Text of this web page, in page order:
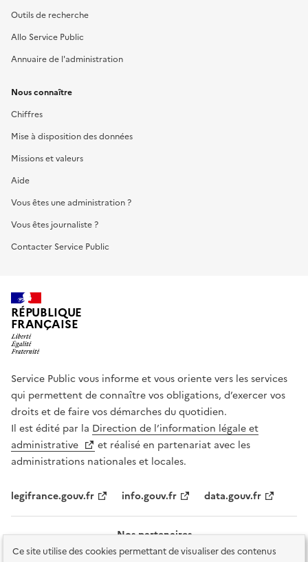
Ce site utilise des cookies permettant de visualiser des contenus
Outils de recherche
Allo Service Public
Annuaire de l'administration
Nous connaître
Chiffres
Mise à disposition des données
Missions et valeurs
Aide
Vous êtes une administration ?
Vous êtes journaliste ?
Contacter Service Public
RÉPUBLIQUE
FRANÇAISE
Service Public vous informe et vous oriente vers les services
qui permettent de connaître vos obligations, d’exercer vos
droits et de faire vos démarches du quotidien.
Il est édité par la Direction de l’information légale et
administrative
et réalisé en partenariat avec les
administrations nationales et locales.
legifrance.gouv.fr info.gouv.fr data.gouv.fr
Nos partenaires